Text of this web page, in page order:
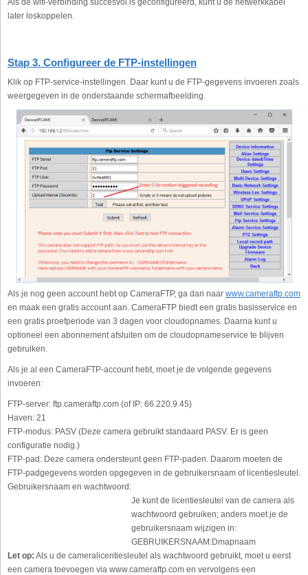
later loskoppelen.
Stap 3. Configureer de FTP-instellingen
Klik op FTP-service-instellingen. Daar kunt u de FTP-gegevens invoeren zoals
weergegeven in de onderstaande schermafbeelding.
Als je nog geen account hebt op CameraFTP, ga dan naar www.cameraftp.com
en maak een gratis account aan. CameraFTP biedt een gratis basisservice en
een gratis proefperiode van 3 dagen voor cloudopnames. Daarna kunt u
optioneel een abonnement afsluiten om de cloudopnameservice te blijven
gebruiken.
Als je al een CameraFTP-account hebt, moet je de volgende gegevens
invoeren:
FTP-server: ftp.cameraftp.com (of IP: 66.220.9.45)
Haven: 21
FTP-modus: PASV (Deze camera gebruikt standaard PASV. Er is geen
configuratie nodig.)
FTP-pad: Deze camera ondersteunt geen FTP-paden. Daarom moeten de
FTP-padgegevens worden opgegeven in de gebruikersnaam of licentiesleutel.
Gebruikersnaam en wachtwoord:
Je kunt de licentiesleutel van de camera als
wachtwoord gebruiken; anders moet je de
gebruikersnaam wijzigen in:
GEBRUIKERSNAAM:Dmapnaam
Let op: Als u de cameralicentiesleutel als wachtwoord gebruikt, moet u eerst
een camera toevoegen via www.cameraftp.com en vervolgens een